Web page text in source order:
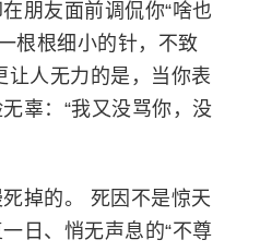
朋友面前调侃你“啥也
根根细小的针，不致
人无力的是，当你表
辜：“我又没骂你，没
掉的。 死因不是惊天
日、悄无声息的“不尊